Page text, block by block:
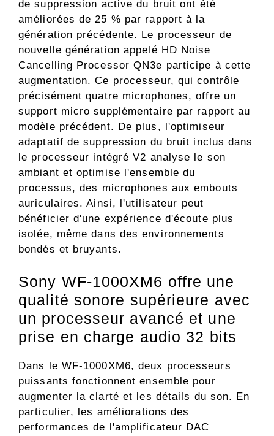
de suppression active du bruit ont été
améliorées de 25 % par rapport à la
génération précédente. Le processeur de
nouvelle génération appelé HD Noise
Cancelling Processor QN3e participe à cette
augmentation. Ce processeur, qui contrôle
précisément quatre microphones, offre un
support micro supplémentaire par rapport au
modèle précédent. De plus, l'optimiseur
adaptatif de suppression du bruit inclus dans
le processeur intégré V2 analyse le son
ambiant et optimise l'ensemble du
processus, des microphones aux embouts
auriculaires. Ainsi, l'utilisateur peut
bénéficier d'une expérience d'écoute plus
isolée, même dans des environnements
bondés et bruyants.
Sony WF-1000XM6 offre une
qualité sonore supérieure avec
un processeur avancé et une
prise en charge audio 32 bits
Dans le WF-1000XM6, deux processeurs
puissants fonctionnent ensemble pour
augmenter la clarté et les détails du son. En
particulier, les améliorations des
performances de l'amplificateur DAC